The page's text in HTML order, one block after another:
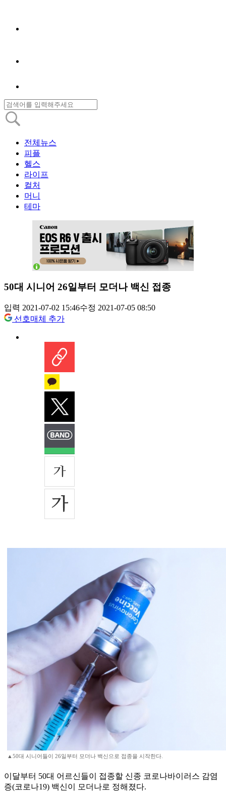
전체뉴스
피플
헬스
라이프
컬처
머니
테마
50대 시니어 26일부터 모더나 백신 접종
입력 2021-07-02 15:46수정 2021-07-05 08:50
선호매체 추가
▲50대 시니어들이 26일부터 모더나 백신으로 접종을 시작한다.
이달부터 50대 어르신들이 접종할 신종 코로나바이러스 감염
증(코로나19) 백신이 모더나로 정해졌다.